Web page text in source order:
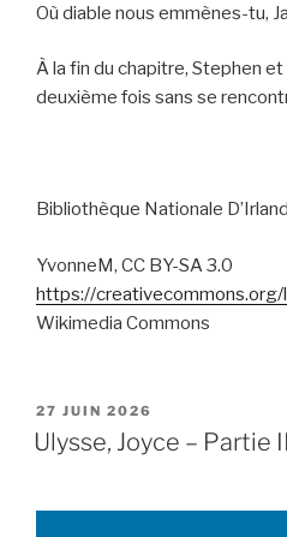
Où diable nous emmènes-tu,
À la fin du chapitre, Stephen
deuxième fois sans se
Bibliothèque Nationale
YvonneM, CC BY-SA 3.0
https://
Wikimedia Commons
PUBLIÉ
LE
27 JUIN 2026
Ulysse, Joyce – Partie